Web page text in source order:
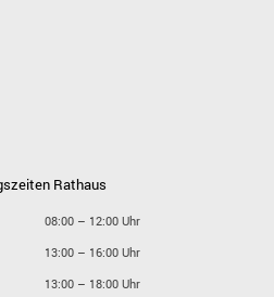
Rathaus
08:00 – 12:00 Uhr
13:00 – 16:00 Uhr
13:00 – 18:00 Uhr